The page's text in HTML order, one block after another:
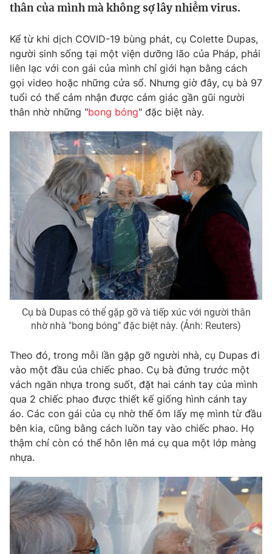
Tin tức
Thế giới đó đây
Câu chuyện quốc tế
Tài chính
Thị trường
Góc doanh nghiệp
Dữ liệu và đời sống
Truyền hình
Phim VTV
Hậu trường
Nhân vật
Khán giả
Giải sao mai
Điện ảnh
Âm nhạc
Sao
Đời sống
Du lịch
Làm đẹp
Chất lượng cuộc sống
Giáo dục
Tuyển sinh
Học trực tuyến
Công nghệ
Hitech Công nghệ tương lai
Sản phẩm
Thị trường
Tư vấn
Giao lưu trực tuyến
Lịch phát sóng
Emagazine Podcast
Photo Infographic
Video Shorts video
VTV Sức khoẻ Bất động sản
Thị trường 24h Tấm lòng Việt
thân của mình mà không sợ lây nhiễm virus.
Kể từ khi dịch COVID-19 bùng phát, cụ Colette Dupas,
người sinh sống tại một viện dưỡng lão của Pháp, phải
liên lạc với con gái của mình chỉ giới hạn bằng cách
gọi video hoặc những cửa sổ. Nhưng giờ đây, cụ bà 97
tuổi có thể cảm nhận được cảm giác gần gũi người
thân nhờ những "bong bóng" đặc biệt này.
Cụ bà Dupas có thể gặp gỡ và tiếp xúc với người thân
nhờ nhà "bong bóng" đặc biệt này. (Ảnh: Reuters)
Theo đó, trong mỗi lần gặp gỡ người nhà, cụ Dupas đi
vào một đầu của chiếc phao. Cụ bà đứng trước một
vách ngăn nhựa trong suốt, đặt hai cánh tay của mình
qua 2 chiếc phao được thiết kế giống hình cánh tay
áo. Các con gái của cụ nhờ thế ôm lấy mẹ mình từ đầu
bên kia, cũng bằng cách luồn tay vào chiếc phao. Họ
thậm chí còn có thể hôn lên má cụ qua một lớp màng
nhựa.